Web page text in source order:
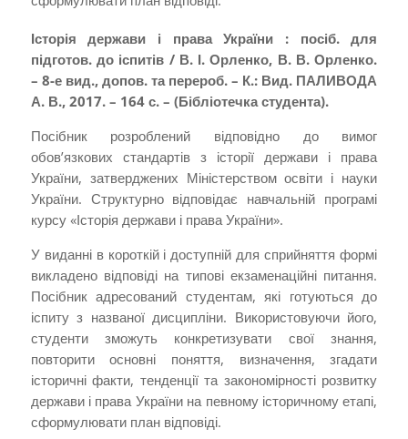
Історія держави і права України : посіб. для
підготов. до іспитів / В. І. Орленко, В. В. Орленко.
– 8-е вид., допов. та перероб. – К.: Вид. ПАЛИВОДА
А. В., 2017. – 164 с. – (Бібліотечка студента).
Посібник розроблений відповідно до вимог
обов’язкових стандартів з історії держави і права
України, затверджених Міністерством освіти і науки
України. Структурно відповідає навчальній програмі
курсу «Історія держави і права України».
У виданні в короткій і доступній для сприйняття формі
викладено відповіді на типові екзаменаційні питання.
Посібник адресований студентам, які готуються до
іспиту з названої дисципліни. Використовуючи його,
студенти зможуть конкретизувати свої знання,
повторити основні поняття, визначення, згадати
історичні факти, тенденції та закономірності розвитку
держави і права України на певному історичному етапі,
сформулювати план відповіді.